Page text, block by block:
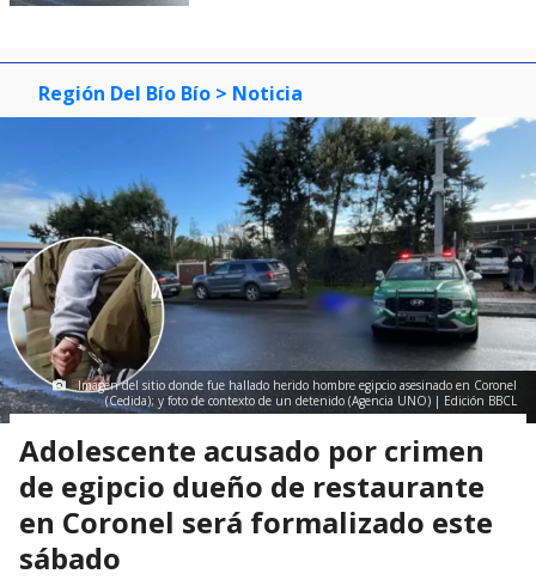
Región Del Bío Bío > Noticia
Imagen del sitio donde fue hallado herido hombre egipcio asesinado en Coronel
(Cedida); y foto de contexto de un detenido (Agencia UNO) | Edición BBCL
Adolescente acusado por crimen
de egipcio dueño de restaurante
en Coronel será formalizado este
sábado